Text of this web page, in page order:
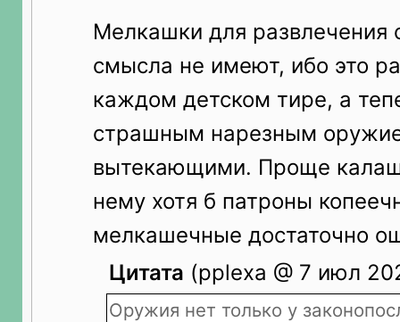
Мелкашки для развлечения
смысла не имеют, ибо это
каждом детском тире, а
страшным нарезным
вытекающими. Проще
нему хотя б патроны
мелкашечные достаточно
Цитата (pplexa @ 7 июл
Оружия нет только у